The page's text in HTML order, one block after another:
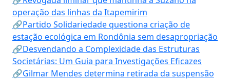
operação das linhas da Itapemirim
🔗Partido Solidariedade questiona criação de
estação ecológica em Rondônia sem desapropriação
🔗Desvendando a Complexidade das Estruturas
Societárias: Um Guia para Investigações Eficazes
🔗Gilmar Mendes determina retirada da suspensão